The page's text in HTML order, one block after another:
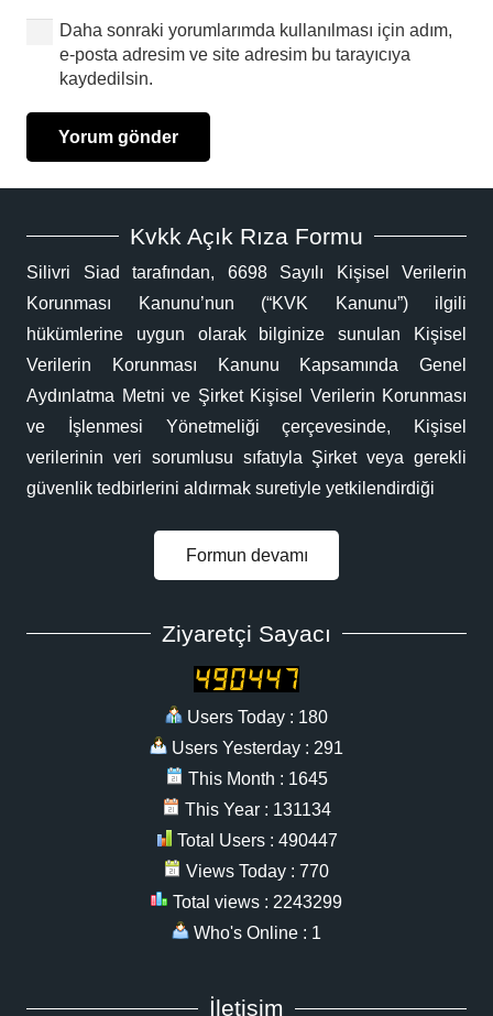
Daha sonraki yorumlarımda kullanılması için adım,
e-posta adresim ve site adresim bu tarayıcıya
kaydedilsin.
Yorum gönder
Kvkk Açık Rıza Formu
Silivri Siad tarafından, 6698 Sayılı Kişisel Verilerin
Korunması Kanunu’nun (“KVK Kanunu”) ilgili
hükümlerine uygun olarak bilginize sunulan Kişisel
Verilerin Korunması Kanunu Kapsamında Genel
Aydınlatma Metni ve Şirket Kişisel Verilerin Korunması
ve İşlenmesi Yönetmeliği çerçevesinde, Kişisel
verilerinin veri sorumlusu sıfatıyla Şirket veya gerekli
güvenlik tedbirlerini aldırmak suretiyle yetkilendirdiği
Formun devamı
Ziyaretçi Sayacı
Users Today : 180
Users Yesterday : 291
This Month : 1645
This Year : 131134
Total Users : 490447
Views Today : 770
Total views : 2243299
Who's Online : 1
İletişim